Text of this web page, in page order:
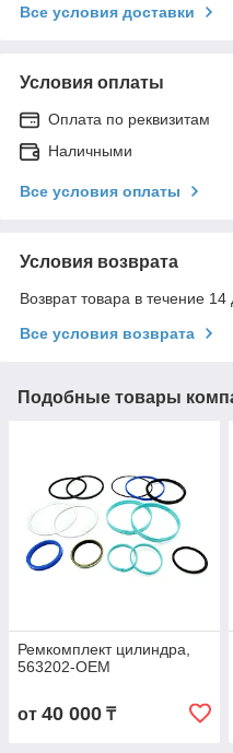
Все условия доставки
Условия оплаты
Оплата по реквизитам
Наличными
Все условия оплаты
Условия возврата
Возврат товара в течение
Все условия возврата
Подобные товары
Ремкомплект цилиндра,
563202-OEM
от 40 000 ₸